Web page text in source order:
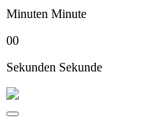
Minuten Minute
00
Sekunden Sekunde